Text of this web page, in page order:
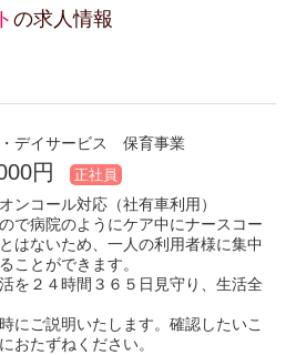
の求人情報
デイサービス 保育事業
円 正社員
コール対応（社有車利用）
で病院のようにケア中にナースコー
はないため、一人の利用者様に集中
ことができます。
を２４時間３６５日見守り、生活全
にご説明いたします。確認したいこ
おたずねください。